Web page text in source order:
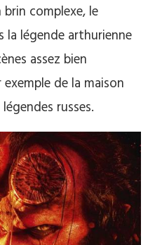
brin complexe, le
la légende arthurienne
assez bien
de la maison
russes.